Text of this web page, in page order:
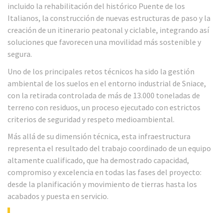
incluido la rehabilitación del histórico Puente de los
Italianos, la construcción de nuevas estructuras de paso y la
creación de un itinerario peatonal y ciclable, integrando así
soluciones que favorecen una movilidad más sostenible y
segura.
Uno de los principales retos técnicos ha sido la gestión
ambiental de los suelos en el entorno industrial de Sniace,
con la retirada controlada de más de 13.000 toneladas de
terreno con residuos, un proceso ejecutado con estrictos
criterios de seguridad y respeto medioambiental.
Más allá de su dimensión técnica, esta infraestructura
representa el resultado del trabajo coordinado de un equipo
altamente cualificado, que ha demostrado capacidad,
compromiso y excelencia en todas las fases del proyecto:
desde la planificación y movimiento de tierras hasta los
acabados y puesta en servicio.